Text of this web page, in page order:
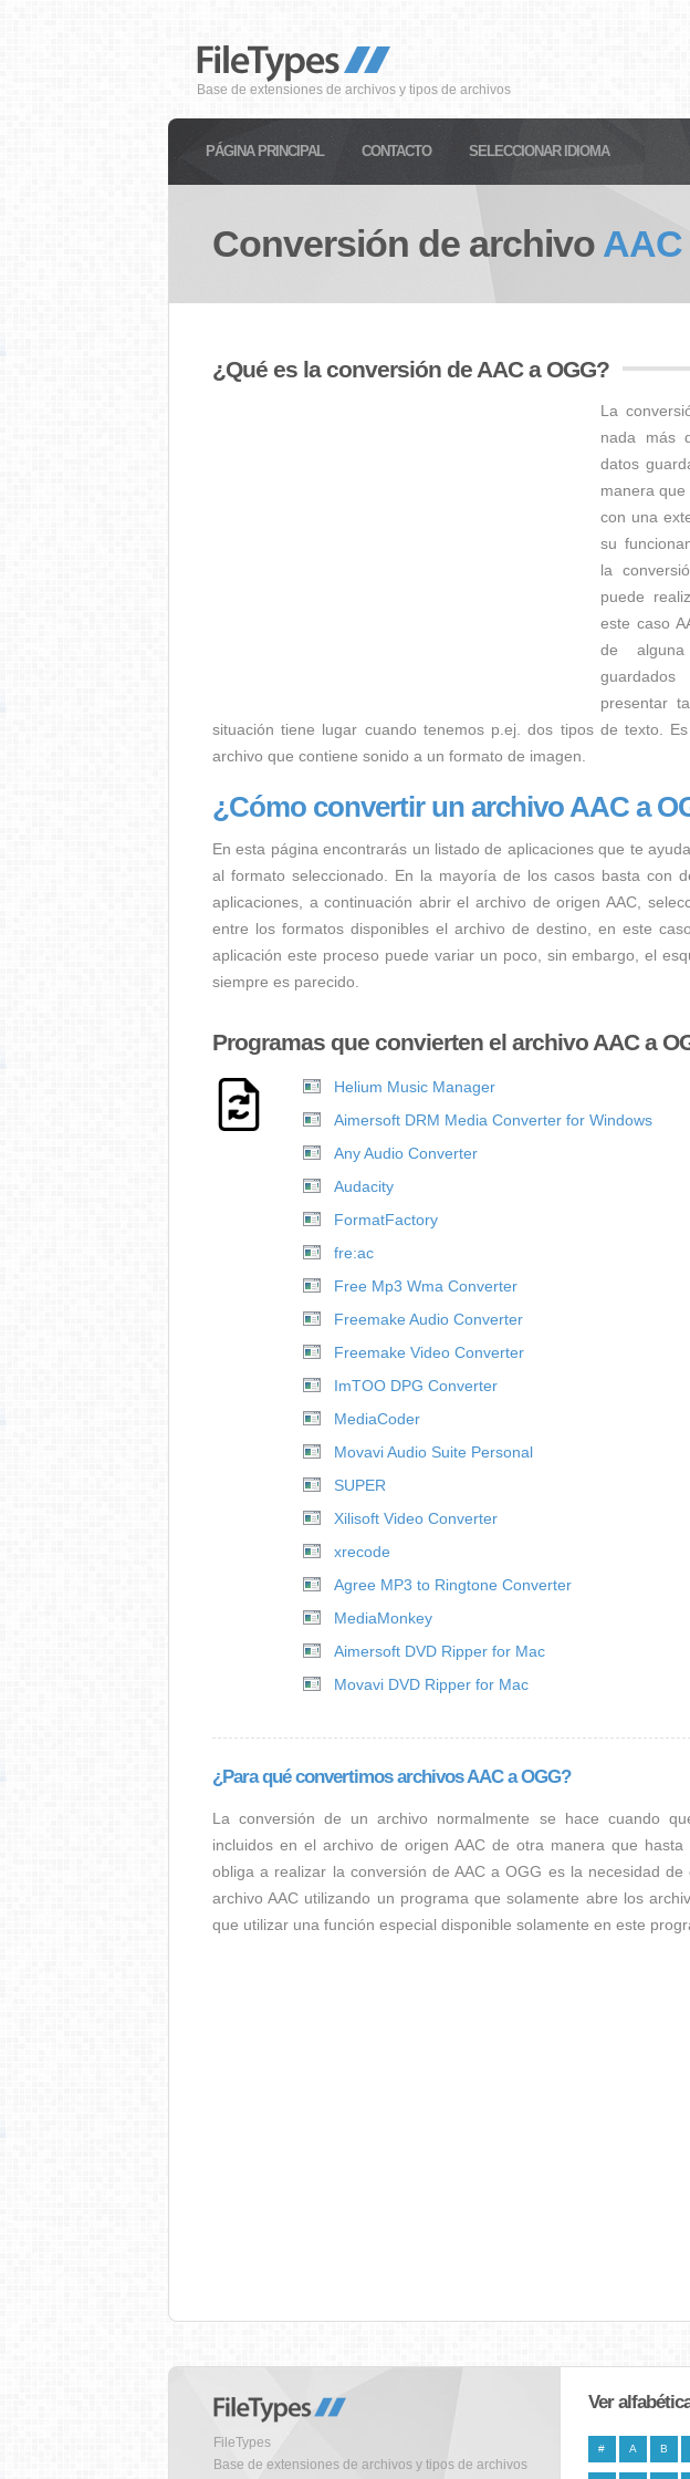
Base de extensiones de archivos y tipos de archivos
PÁGINA PRINCIPAL CONTACTO SELECCIONAR IDIOMA
Conversión de archivo AAC
¿Qué es la conversión de AAC a OGG?
La
nada más
datos
manera
con una
su
la
puede
este caso
de
presentar
situación tiene lugar cuando tenemos p.ej. dos tipos de texto.
archivo que contiene sonido a un formato de imagen.
¿Cómo convertir un archivo AAC a
En esta página encontrarás un listado de aplicaciones que te
al formato seleccionado. En la mayoría de los casos basta con
aplicaciones, a continuación abrir el archivo de origen AAC,
entre los formatos disponibles el archivo de destino, en este
aplicación este proceso puede variar un poco, sin embargo, el
siempre es parecido.
Programas que convierten el archivo AAC a
Helium Music Manager
Aimersoft DRM Media Converter for Windows
Any Audio Converter
Audacity
FormatFactory
fre:ac
Free Mp3 Wma Converter
Freemake Audio Converter
Freemake Video Converter
ImTOO DPG Converter
MediaCoder
Movavi Audio Suite Personal
SUPER
Xilisoft Video Converter
xrecode
Agree MP3 to Ringtone Converter
MediaMonkey
Aimersoft DVD Ripper for Mac
Movavi DVD Ripper for Mac
¿Para qué convertimos archivos AAC a OGG?
La conversión de un archivo normalmente se hace cuando
incluidos en el archivo de origen AAC de otra manera que
obliga a realizar la conversión de AAC a OGG es la necesidad
archivo AAC utilizando un programa que solamente abre los
que utilizar una función especial disponible solamente en este
FileTypes
Base de extensiones de archivos y tipos de archivos
Ver
# A B